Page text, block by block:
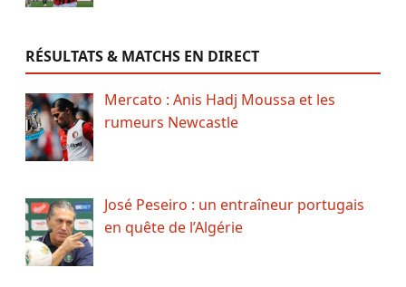
RÉSULTATS & MATCHS EN DIRECT
Mercato : Anis Hadj Moussa et les
rumeurs Newcastle
José Peseiro : un entraîneur portugais
en quête de l’Algérie